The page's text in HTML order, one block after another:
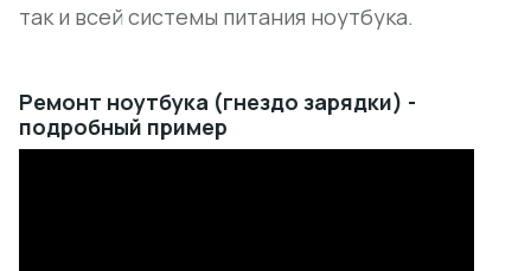
так и всей системы питания ноутбука.
Ремонт ноутбука (гнездо зарядки) -
подробный пример